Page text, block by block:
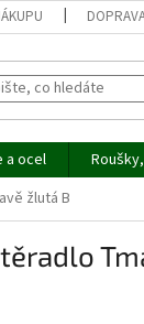
a ocel
žlutá B